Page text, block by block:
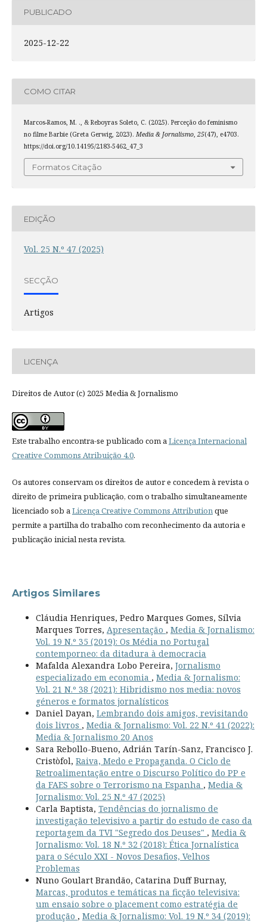
PUBLICADO
2025-12-22
COMO CITAR
Marcos-Ramos, M. ., & Reboyras Soleto, C. (2025). Perceção do feminismo
no filme Barbie (Greta Gerwig, 2023). Media & Jornalismo, 25(47), e4703.
https://doi.org/10.14195/2183-5462_47_3
Formatos Citação
EDIÇÃO
Vol. 25 N.º 47 (2025)
SECÇÃO
Artigos
LICENÇA
Direitos de Autor (c) 2025 Media & Jornalismo
Este trabalho encontra-se publicado com aLicença Internacional
Creative Commons Atribuição 4.0.
Os autores conservam os direitos de autor e concedem à revista o
direito de primeira publicação, com o trabalho simultaneamente
licenciado sob a Licença Creative Commons Attribution que
permite a partilha do trabalho com reconhecimento da autoria e
publicação inicial nesta revista.
Artigos Similares
Cláudia Henriques, Pedro Marques Gomes, Sílvia
Marques Torres, Apresentação , Media & Jornalismo:
Vol. 19 N.º 35 (2019): Os Média no Portugal
contemporneo: da ditadura à democracia
Mafalda Alexandra Lobo Pereira, Jornalismo
especializado em economia , Media & Jornalismo:
Vol. 21 N.º 38 (2021): Hibridismo nos media: novos
géneros e formatos jornalísticos
Daniel Dayan, Lembrando dois amigos, revisitando
dois livros , Media & Jornalismo: Vol. 22 N.º 41 (2022):
Media & Jornalismo 20 Anos
Sara Rebollo-Bueno, Adrián Tarín-Sanz, Francisco J.
Cristòfol, Raiva, Medo e Propaganda. O Ciclo de
Retroalimentação entre o Discurso Político do PP e
da FAES sobre o Terrorismo na Espanha , Media &
Jornalismo: Vol. 25 N.º 47 (2025)
Carla Baptista, Tendências do jornalismo de
investigação televisivo a partir do estudo de caso da
reportagem da TVI "Segredo dos Deuses" , Media &
Jornalismo: Vol. 18 N.º 32 (2018): Ética Jornalística
para o Século XXI - Novos Desafios, Velhos
Problemas
Nuno Goulart Brandão, Catarina Duff Burnay,
Marcas, produtos e temáticas na ficção televisiva:
um ensaio sobre o placement como estratégia de
produção , Media & Jornalismo: Vol. 19 N.º 34 (2019):